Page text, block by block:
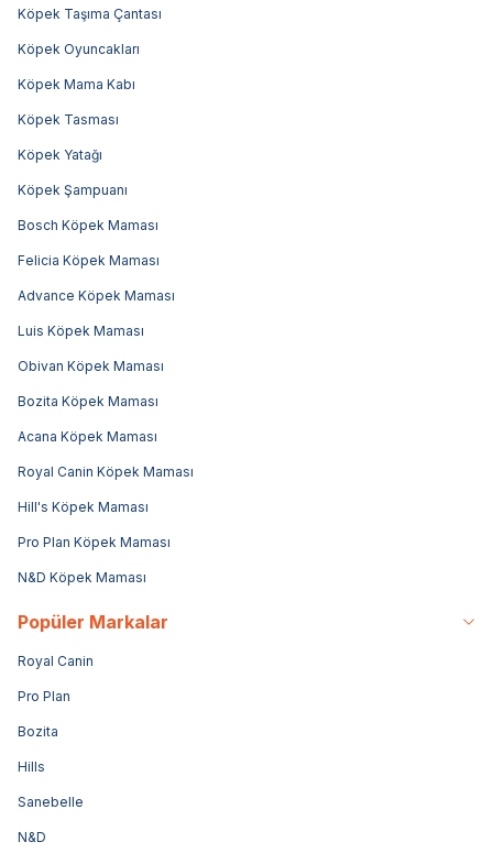
Köpek Taşıma Çantası
Köpek Oyuncakları
Köpek Mama Kabı
Köpek Tasması
Köpek Yatağı
Köpek Şampuanı
Bosch Köpek Maması
Felicia Köpek Maması
Advance Köpek Maması
Luis Köpek Maması
Obivan Köpek Maması
Bozita Köpek Maması
Acana Köpek Maması
Royal Canin Köpek Maması
Hill's Köpek Maması
Pro Plan Köpek Maması
N&D Köpek Maması
Popüler Markalar
Royal Canin
Pro Plan
Bozita
Hills
Sanebelle
N&D